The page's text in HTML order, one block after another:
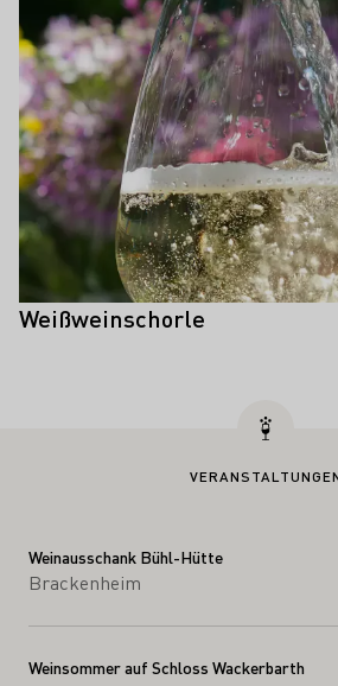
Was versteht ein
Der Pfälzer
Schorle aus Wein und
deutlich
herkömmliche
und Wasser.
Weißweinschorle
Weinausschank Bühl-Hütte
Brackenheim
Weinsommer auf Schloss Wackerbarth